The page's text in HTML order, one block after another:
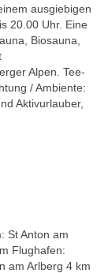
ausgiebigen
20.00 Uhr. Eine
Biosauna,
Alpen. Tee-
/ Ambiente:
Aktivurlauber,
St Anton am
Flughafen:
am Arlberg 4 km